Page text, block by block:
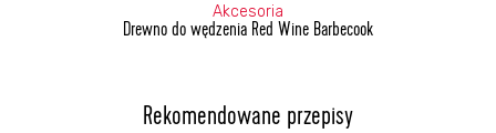
Akcesoria
Drewno do wędzenia Red Wine Barbecook
Rekomendowane przepisy